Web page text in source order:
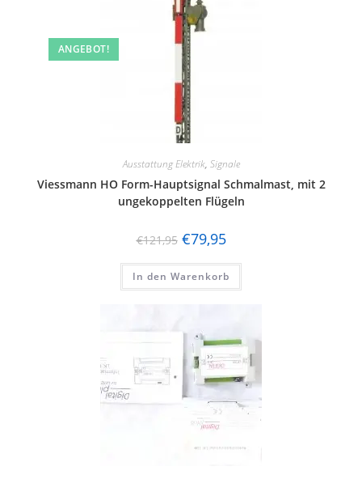
ANGEBOT!
Ausstattung Elektrik, Signale
Viessmann HO Form-Hauptsignal Schmalmast, mit 2
ungekoppelten Flügeln
€121,95 €79,95
In den Warenkorb